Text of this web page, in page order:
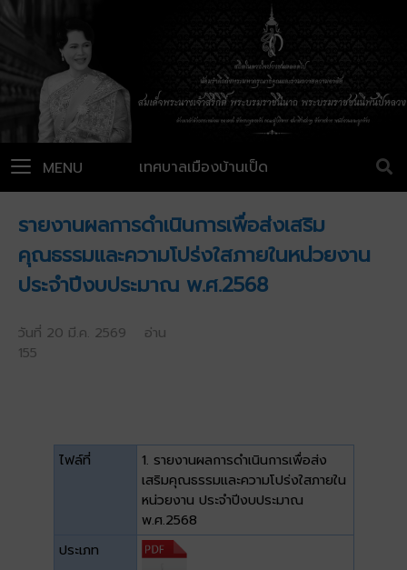
เทศบาลเมืองบ้านเป็ด
MENU
รายงานผลการดำเนินการเพื่อส่งเสริม
คุณธรรมและความโปร่งใสภายในหน่วยงาน
ประจำปีงบประมาณ พ.ศ.2568
วันที่ 20 มี.ค. 2569 อ่าน
155
ไฟล์ที่
1. รายงานผลการดำเนินการเพื่อส่ง
เสริมคุณธรรมและความโปร่งใสภายใน
หน่วยงาน ประจำปีงบประมาณ
พ.ศ.2568
ประเภท